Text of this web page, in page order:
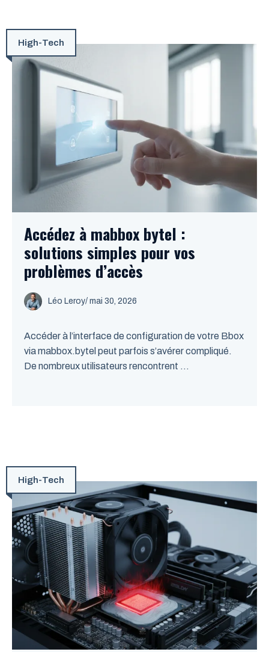
High-Tech
Accédez à mabbox bytel :
solutions simples pour vos
problèmes d’accès
Léo Leroy/ mai 30, 2026
Accéder à l’interface de configuration de votre Bbox
via mabbox.bytel peut parfois s’avérer compliqué.
De nombreux utilisateurs rencontrent ...
High-Tech